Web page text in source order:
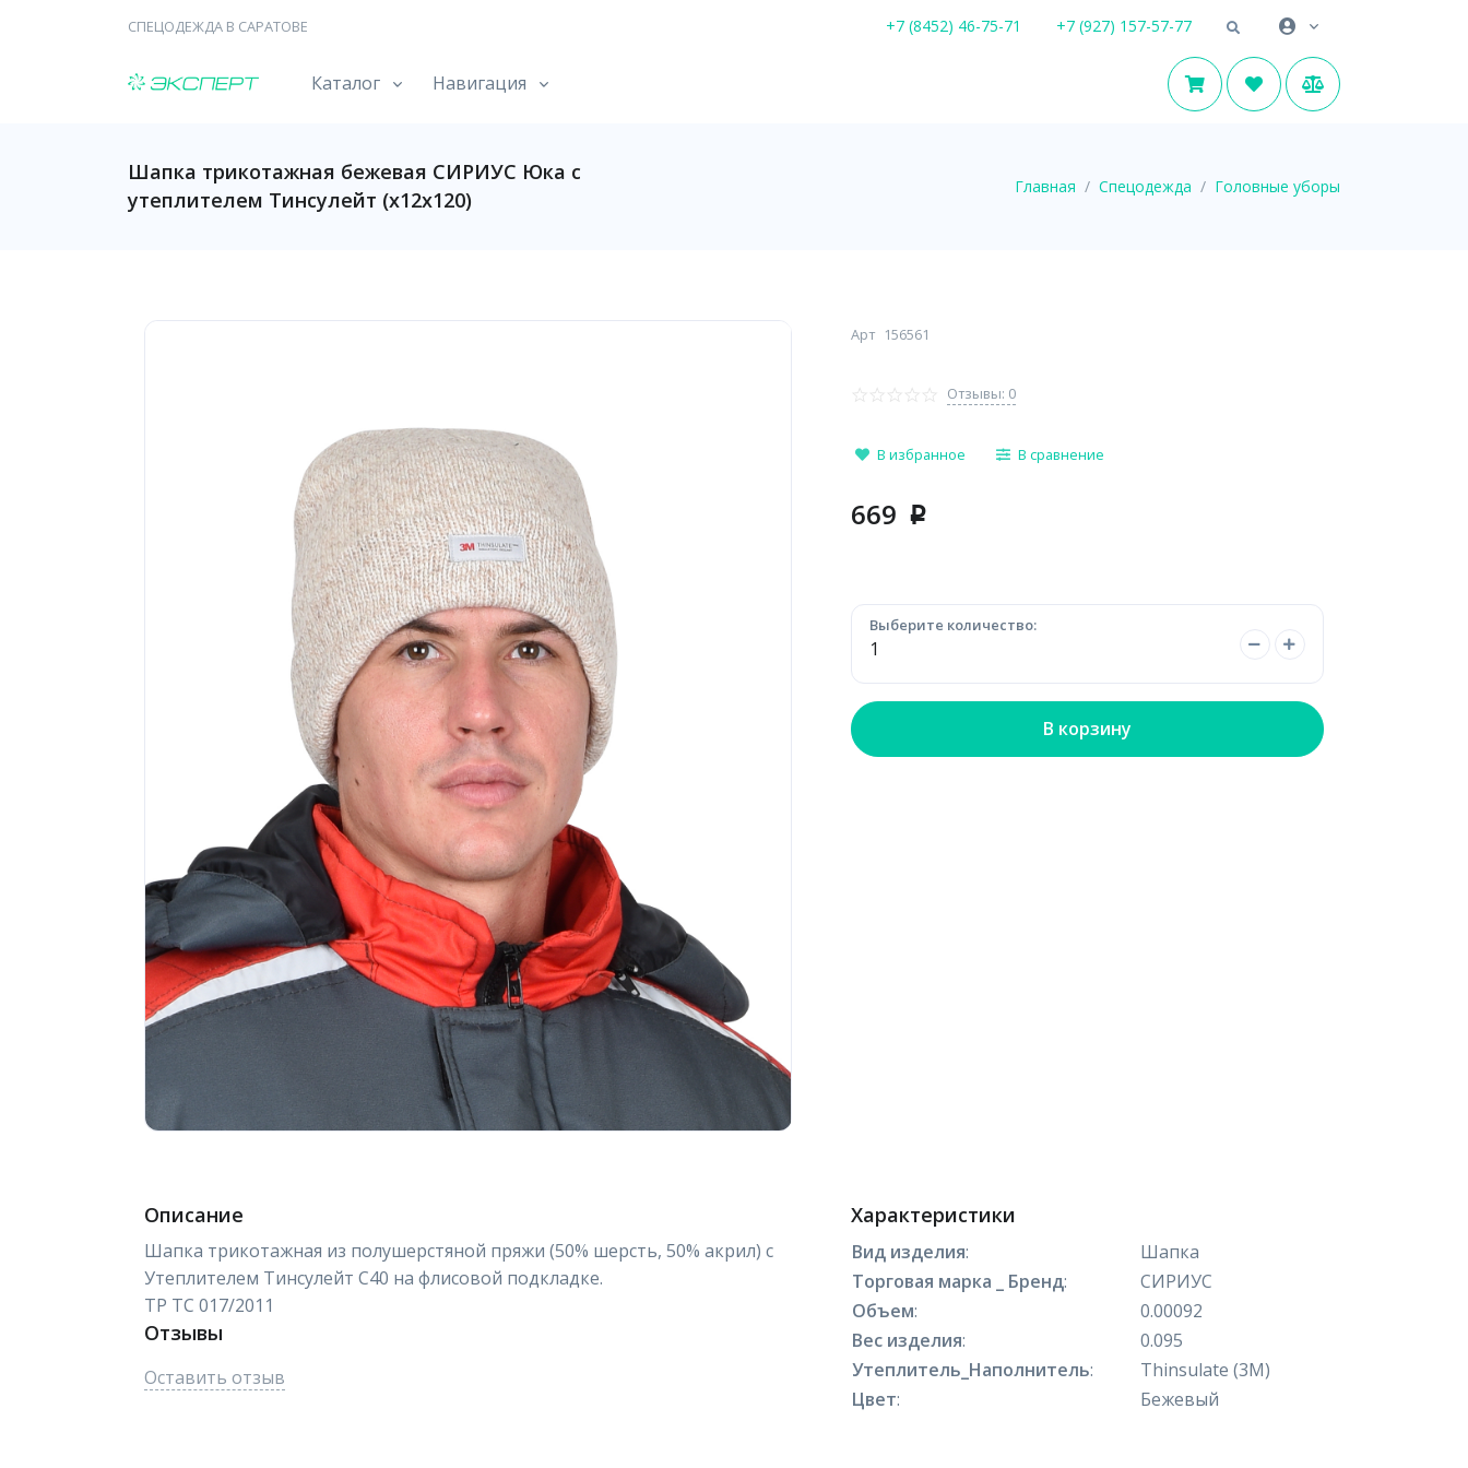
СПЕЦОДЕЖДА В САРАТОВЕ +7 (8452) 46-75-71 +7 (927) 157-57-77
Каталог Навигация
Шапка трикотажная бежевая СИРИУС Юка с
утеплителем Тинсулейт (х12х120)
Главная Спецодежда Головные уборы
Арт 156561
Отзывы: 0
В избранное В сравнение
669 p
Выберите количество:
В корзину
Описание
Шапка трикотажная из полушерстяной пряжи (50% шерсть, 50% акрил) с
Утеплителем Тинсулейт С40 на флисовой подкладке.
ТР ТС 017/2011
Отзывы
Оставить отзыв
Характеристики
Вид изделия:
Шапка
Торговая марка _ Бренд:
СИРИУС
Объем:
0.00092
Вес изделия:
0.095
Утеплитель_Наполнитель:
Thinsulate (3М)
Цвет: Бежевый